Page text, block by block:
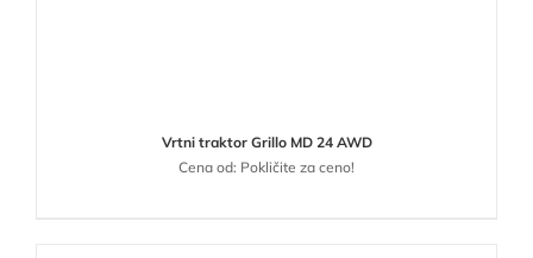
Vrtni traktor Grillo MD 24 AWD
Cena od: Pokličite za ceno!